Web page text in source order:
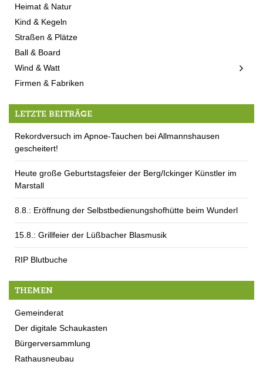
Heimat & Natur
Kind & Kegeln
Straßen & Plätze
Ball & Board
Wind & Watt
Firmen & Fabriken
LETZTE BEITRÄGE
Rekordversuch im Apnoe-Tauchen bei Allmannshausen
gescheitert!
Heute große Geburtstagsfeier der Berg/Ickinger Künstler im
Marstall
8.8.: Eröffnung der Selbstbedienungshofhütte beim Wunderl
15.8.: Grillfeier der Lüßbacher Blasmusik
RIP Blutbuche
THEMEN
Gemeinderat
Der digitale Schaukasten
Bürgerversammlung
Rathausneubau